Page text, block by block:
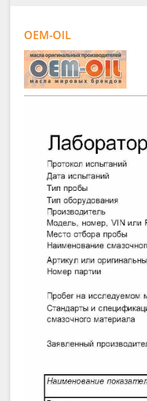
OEM-OIL